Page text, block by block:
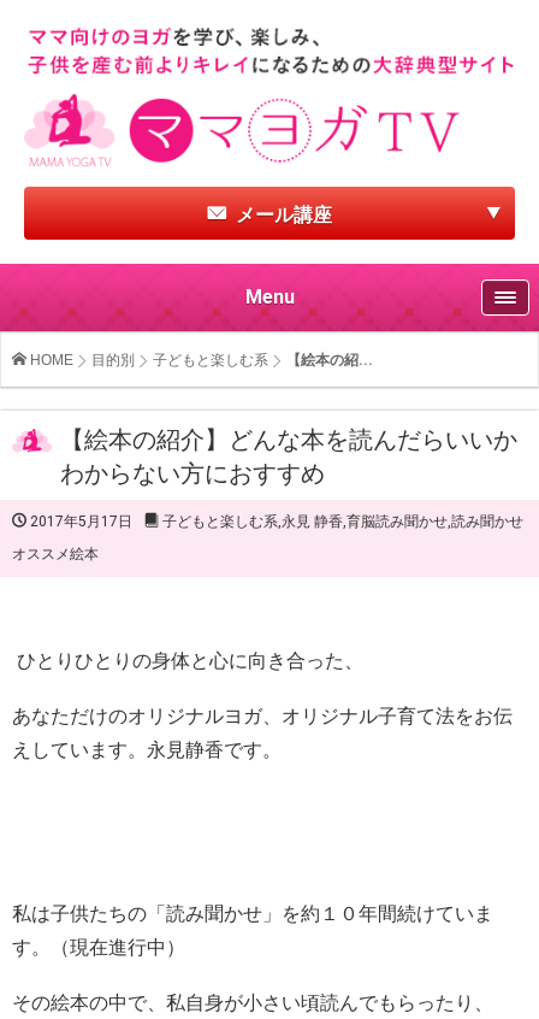
メール講座
Menu
HOME 目的別 子どもと楽しむ系 【絵本の紹...
【絵本の紹介】どんな本を読んだらいいか
わからない方におすすめ
2017年5月17日 子どもと楽しむ系,永見 静香,育脳読み聞かせ,読み聞かせ
オススメ絵本
ひとりひとりの身体と心に向き合った、
あなただけのオリジナルヨガ、オリジナル子育て法をお伝
えしています。永見静香です。
私は子供たちの「読み聞かせ」を約１０年間続けていま
す。（現在進行中）
その絵本の中で、私自身が小さい頃読んでもらったり、